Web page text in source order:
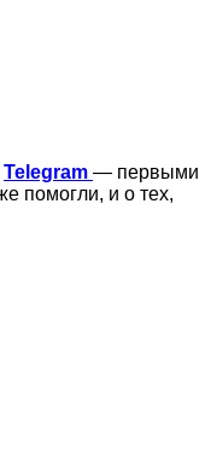
Telegram — первыми
помогли, и о тех,